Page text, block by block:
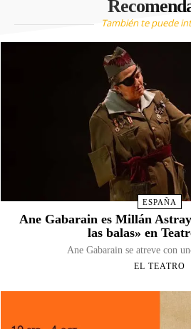
También te puede
ESPAÑA
Ane Gabarain es Millán
las balas» en
Ane Gabarain se atreve con
EL TEATRO